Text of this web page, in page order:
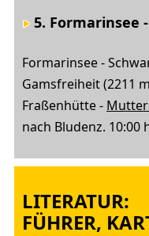
5. Formarinsee
Formarinsee -
Gamsfreiheit (2211
Fraßenhütte -
nach Bludenz. 10:00
LITERATUR:
FÜHRER,